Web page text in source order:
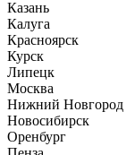
Казань
Калуга
Красноярск
Курск
Липецк
Москва
Нижний Новгород
Новосибирск
Оренбург